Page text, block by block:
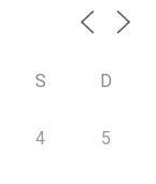
S D
4 5